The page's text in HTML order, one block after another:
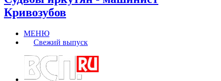
Кривозубов
МЕНЮ
Свежий выпуск